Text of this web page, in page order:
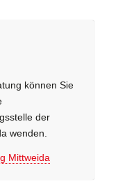
können Sie
der
wenden.
Mittweida